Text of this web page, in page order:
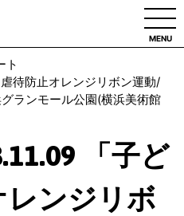
MENU
ト
待防止オレンジリボン運動/
ランモール公園(横浜美術館
「子ど
レンジリボ